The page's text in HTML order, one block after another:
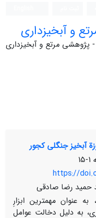
و آبخیزداری
پژوهشی مرتع و آبخیزداری
آبخیز جنگلی کجور
1-15
https://
حمید رضا صادقی
به‏ عنوان مهم‏ترین ابزارِ
به دلیل دخالت عوامل